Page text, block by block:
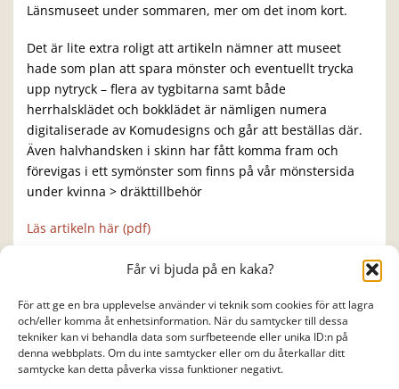
Får vi bjuda på en kaka?
För att ge en bra upplevelse använder vi teknik som cookies för att lagra
och/eller komma åt enhetsinformation. När du samtycker till dessa
tekniker kan vi behandla data som surfbeteende eller unika ID:n på
denna webbplats. Om du inte samtycker eller om du återkallar ditt
samtycke kan detta påverka vissa funktioner negativt.
Länsmuseet under sommaren, mer om det inom kort.
Det är lite extra roligt att artikeln nämner att museet
hade som plan att spara mönster och eventuellt trycka
upp nytryck – flera av tygbitarna samt både
herrhalsklädet och bokklädet är nämligen numera
digitaliserade av Komudesigns och går att beställas där.
Även halvhandsken i skinn har fått komma fram och
förevigas i ett symönster som finns på vår mönstersida
under kvinna > dräkttillbehör
Läs artikeln här (pdf)
JÄRVSÖ
Back To Top
Prenumerera på Digidräkts nyhetsbrev